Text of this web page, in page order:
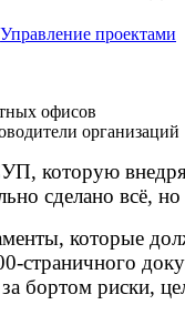
Управление проектами
офисов
организаций
которую
сделано всё,
которые
страничного
бортом риски,